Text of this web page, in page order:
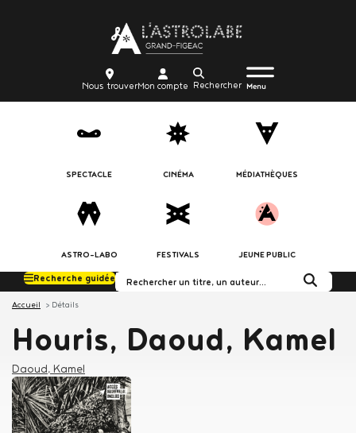
au
contenu
principal
Body
trouver
Nous trouvercompte
Mon compte
Recherche
Menu
burger
Body
icon_trigger
Menu
SPECTACLE CINÉMA MÉDIATHÈQUES
ASTRO-LABO FESTIVALS JEUNE PUBLIC
Rechercher dans le
Recherche guidée
Accueil Détails
Houris, Daoud, Kamel
Auteur
Daoud, Kamel